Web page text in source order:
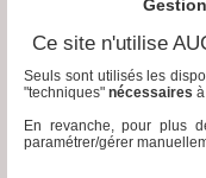
Médias
groupe
Blogs
Prémium
Ce site n'utilise
Seuls sont utilisés les
"techniques" nécessaires
En revanche, pour plus
paramétrer/gérer